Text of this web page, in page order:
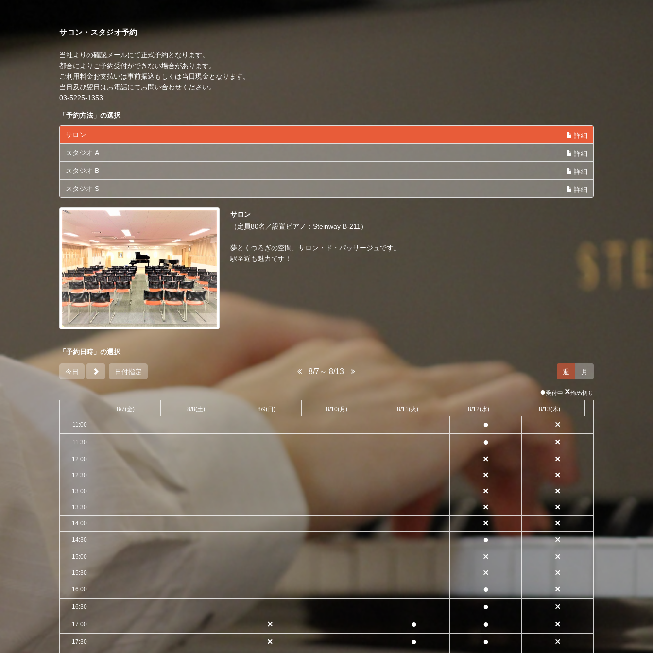
サロン・スタジオ予約
当社よりの確認メールにて正式予約となります。
都合によりご予約受付ができない場合があります。
ご利用料金お支払いは事前振込もしくは当日現金となります。
当日及び翌日はお電話にてお問い合わせください。
03-5225-1353
「 予約方法 」の選択
サロン 詳細
スタジオ A 詳細
スタジオ B 詳細
スタジオ S 詳細
サロン
（定員80名／設置ピアノ：Steinway B-211）
夢とくつろぎの空間、サロン・ド・パッサージュです。
駅至近も魅力です！
「予約日時」の選択
今日 日付指定 8/7～ 8/13 週 月
●受付中 ×締め切り
8/7(金) 8/8(土) 8/9(日) 8/10(月) 8/11 (火) 8/12(水) 8/13(木)
11:00 ● ×
11:30 ● ×
12:00 × ×
12:30 × ×
13:00 × ×
13:30 × ×
14:00 × ×
14:30 ● ×
15:00 × ×
15:30 × ×
16:00 ● ×
16:30 ● ×
17:00 × ● ● ×
17:30 × ● ● ×